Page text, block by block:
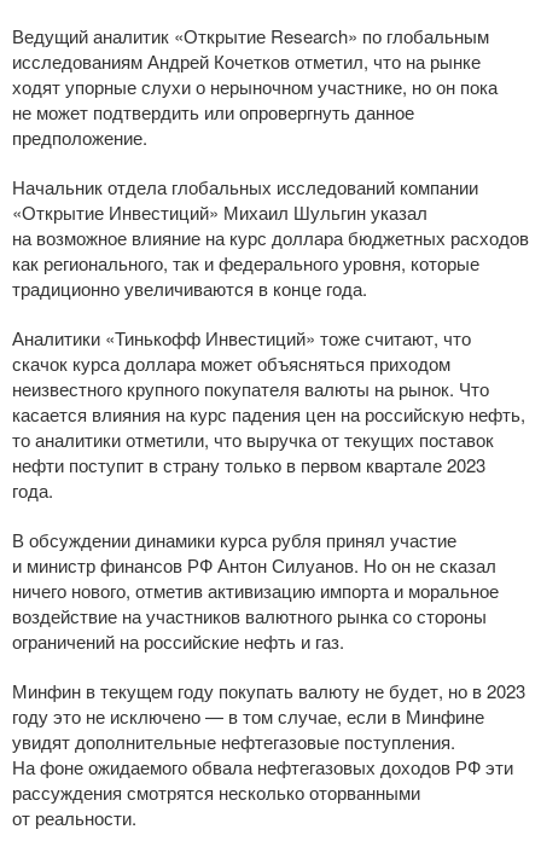
Ведущий аналитик «Открытие Research» по глобальным
исследованиям Андрей Кочетков отметил, что на рынке
ходят упорные слухи о нерыночном участнике, но он пока
не может подтвердить или опровергнуть данное
предположение.
Начальник отдела глобальных исследований компании
«Открытие Инвестиций» Михаил Шульгин указал
на возможное влияние на курс доллара бюджетных расходов
как регионального, так и федерального уровня, которые
традиционно увеличиваются в конце года.
Аналитики «Тинькофф Инвестиций» тоже считают, что
скачок курса доллара может объясняться приходом
неизвестного крупного покупателя валюты на рынок. Что
касается влияния на курс падения цен на российскую нефть,
то аналитики отметили, что выручка от текущих поставок
нефти поступит в страну только в первом квартале 2023
года.
В обсуждении динамики курса рубля принял участие
и министр финансов РФ Антон Силуанов. Но он не сказал
ничего нового, отметив активизацию импорта и моральное
воздействие на участников валютного рынка со стороны
ограничений на российские нефть и газ.
Минфин в текущем году покупать валюту не будет, но в 2023
году это не исключено — в том случае, если в Минфине
увидят дополнительные нефтегазовые поступления.
На фоне ожидаемого обвала нефтегазовых доходов РФ эти
рассуждения смотрятся несколько оторванными
от реальности.